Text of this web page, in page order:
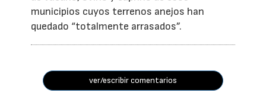
municipios cuyos terrenos anejos han
quedado “totalmente arrasados”.
ver/escribir comentarios